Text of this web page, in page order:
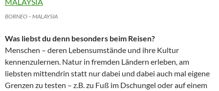
BORNEO – MALAYSIA
Was liebst du denn besonders beim Reisen?
Menschen – deren Lebensumstände und ihre Kultur
kennenzulernen. Natur in fremden Ländern erleben, am
liebsten mittendrin statt nur dabei und dabei auch mal eigene
Grenzen zu testen – z.B. zu Fuß im Dschungel oder auf einem